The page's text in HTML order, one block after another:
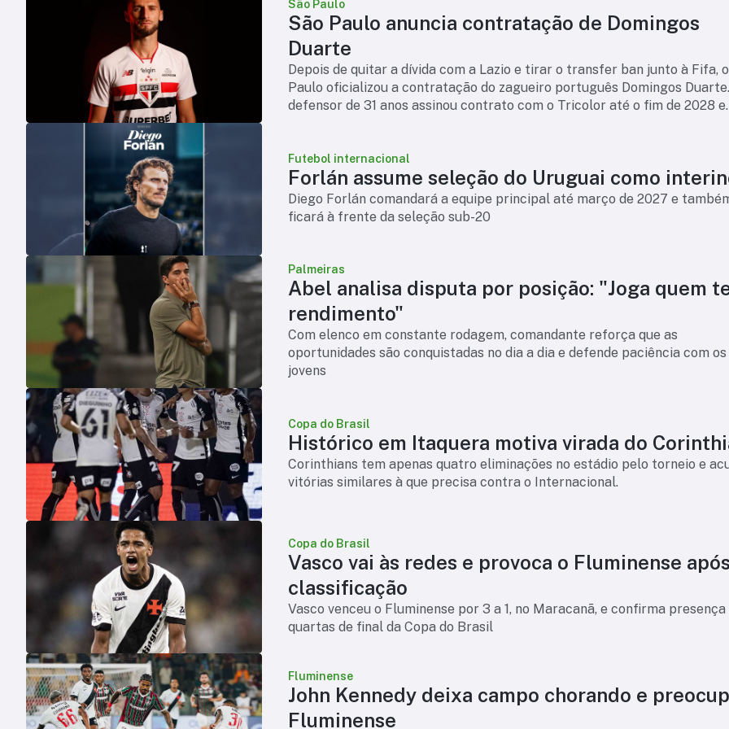
São Paulo
São Paulo anuncia contratação de Domingos
Duarte
Depois de quitar a dívida com a Lazio e tirar o transfer ban junto à Fifa,
Paulo oficializou a contratação do zagueiro português Domingos
defensor de 31 anos assinou contrato com o Tricolor até o fim de 2028 e
Futebol internacional
Forlán assume seleção do Uruguai como
Diego Forlán comandará a equipe principal até março de 2027 e
ficará à frente da seleção sub-20
Palmeiras
Abel analisa disputa por posição: "Joga quem
rendimento"
Com elenco em constante rodagem, comandante reforça que as
oportunidades são conquistadas no dia a dia e defende paciência com os
jovens
Copa do Brasil
Histórico em Itaquera motiva virada do
Corinthians tem apenas quatro eliminações no estádio pelo torneio e
vitórias similares à que precisa contra o Internacional.
Copa do Brasil
Vasco vai às redes e provoca o Fluminense após
classificação
Vasco venceu o Fluminense por 3 a 1, no Maracanã, e confirma presença
quartas de final da Copa do Brasil
Fluminense
John Kennedy deixa campo chorando e
Fluminense